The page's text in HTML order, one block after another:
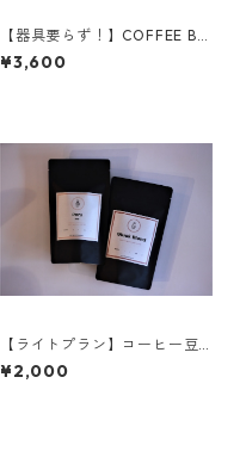
【器具要らず！】COFFEE BA
G 20Pセット
¥3,600
【ライトプラン】コーヒー豆1
00g×2種set (200g)
¥2,000